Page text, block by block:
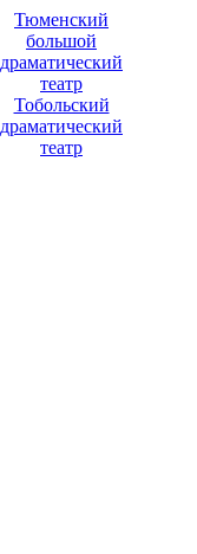
Тюменский
большой
драматический
театр
Тобольский
драматический
театр